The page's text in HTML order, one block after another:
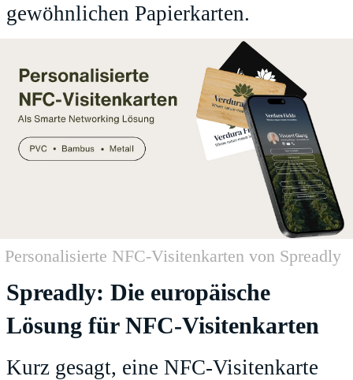
gewöhnlichen Papierkarten.
Personalisierte NFC-Visitenkarten von Spreadly
Spreadly: Die europäische
Lösung für NFC-Visitenkarten
Kurz gesagt, eine NFC-Visitenkarte